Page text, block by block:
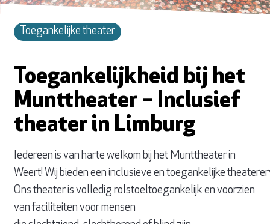
Toegankelijke theater
Toegankelijkheid bij het
Munttheater – Inclusief
theater in Limburg
Iedereen is van harte welkom bij het Munttheater in
Weert! Wij bieden een inclusieve en toegankelijke
Ons theater is volledig rolstoeltoegankelijk en voorzien
van faciliteiten voor mensen